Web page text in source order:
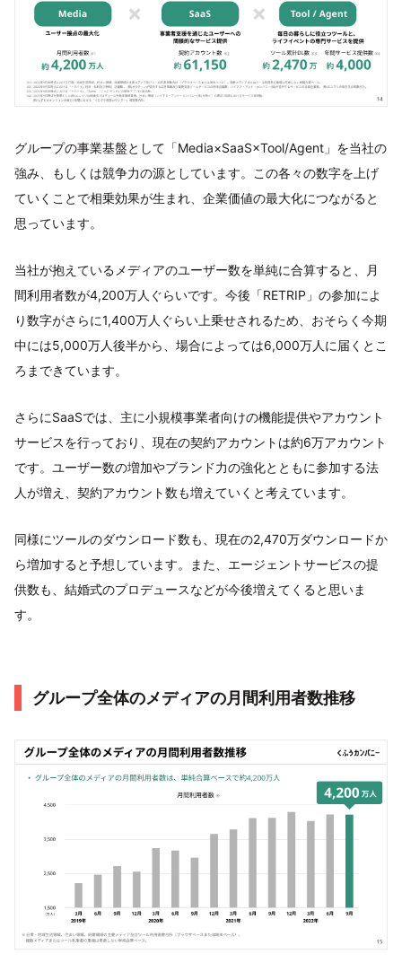
グループの事業基盤として「Media×SaaS×Tool/Agent」を当社の
強み、もしくは競争力の源としています。この各々の数字を上げ
ていくことで相乗効果が生まれ、企業価値の最大化につながると
思っています。
当社が抱えているメディアのユーザー数を単純に合算すると、月
間利用者数が4,200万人ぐらいです。今後「RETRIP」の参加によ
り数字がさらに1,400万人ぐらい上乗せされるため、おそらく今期
中には5,000万人後半から、場合によっては6,000万人に届くとこ
ろまできています。
さらにSaaSでは、主に小規模事業者向けの機能提供やアカウント
サービスを行っており、現在の契約アカウントは約6万アカウント
です。ユーザー数の増加やブランド力の強化とともに参加する法
人が増え、契約アカウント数も増えていくと考えています。
同様にツールのダウンロード数も、現在の2,470万ダウンロードか
ら増加すると予想しています。また、エージェントサービスの提
供数も、結婚式のプロデュースなどが今後増えてくると思いま
す。
グループ全体のメディアの月間利用者数推移